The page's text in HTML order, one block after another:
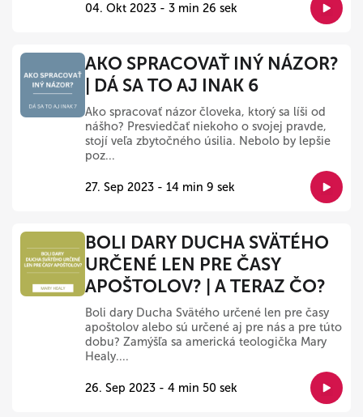
04. Okt 2023 - 3 min 26 sek
AKO SPRACOVAŤ INÝ NÁZOR?
| DÁ SA TO AJ INAK 6
Ako spracovať názor človeka, ktorý sa líši od
nášho? Presviedčať niekoho o svojej pravde,
stojí veľa zbytočného úsilia. Nebolo by lepšie
poz...
27. Sep 2023 - 14 min 9 sek
BOLI DARY DUCHA SVÄTÉHO
URČENÉ LEN PRE ČASY
APOŠTOLOV? | A TERAZ ČO?
Boli dary Ducha Svätého určené len pre časy
apoštolov alebo sú určené aj pre nás a pre túto
dobu? Zamýšľa sa americká teologička Mary
Healy....
26. Sep 2023 - 4 min 50 sek